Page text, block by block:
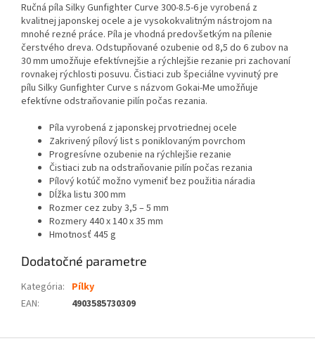
Ručná píla Silky Gunfighter Curve 300-8.5-6 je vyrobená z
kvalitnej japonskej ocele a je vysokokvalitným nástrojom na
mnohé rezné práce. Píla je vhodná predovšetkým na pílenie
čerstvého dreva. Odstupňované ozubenie od 8,5 do 6 zubov na
30 mm umožňuje efektívnejšie a rýchlejšie rezanie pri zachovaní
rovnakej rýchlosti posuvu. Čistiaci zub špeciálne vyvinutý pre
pílu Silky Gunfighter Curve s názvom Gokai-Me umožňuje
efektívne odstraňovanie pilín počas rezania.
Píla vyrobená z japonskej prvotriednej ocele
Zakrivený pílový list s poniklovaným povrchom
Progresívne ozubenie na rýchlejšie rezanie
Čistiaci zub na odstraňovanie pilín počas rezania
Pílový kotúč možno vymeniť bez použitia náradia
Dĺžka listu 300 mm
Rozmer cez zuby 3,5 – 5 mm
Rozmery 440 x 140 x 35 mm
Hmotnosť 445 g
Dodatočné parametre
Kategória: Pílky
EAN: 4903585730309